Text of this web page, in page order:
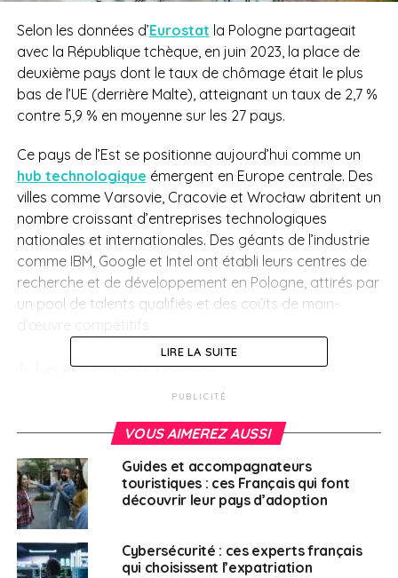
Selon les données d’Eurostat la Pologne partageait
avec la République tchèque, en juin 2023, la place de
deuxième pays dont le taux de chômage était le plus
bas de l’UE (derrière Malte), atteignant un taux de 2,7 %
contre 5,9 % en moyenne sur les 27 pays.
Ce pays de l’Est se positionne aujourd’hui comme un
hub technologique émergent en Europe centrale. Des
villes comme Varsovie, Cracovie et Wrocław abritent un
nombre croissant d’entreprises technologiques
nationales et internationales. Des géants de l’industrie
comme IBM, Google et Intel ont établi leurs centres de
recherche et de développement en Pologne, attirés par
un pool de talents qualifiés et des coûts de main-
Nombreuses
opportunités
gamme diversifiée d’opportunités professionnelles
dans des domaines tels que l’ingénierie, la finance, le
commerce, l’industrie manufacturière et les services.
essor, alimentée par d’importants projets
LIRE LA SUITE
PUBLICITÉ
VOUS AIMEREZ AUSSI
Guides et accompagnateurs
touristiques : ces Français qui font
découvrir leur pays d’adoption
Cybersécurité : ces experts français
qui choisissent l’expatriation